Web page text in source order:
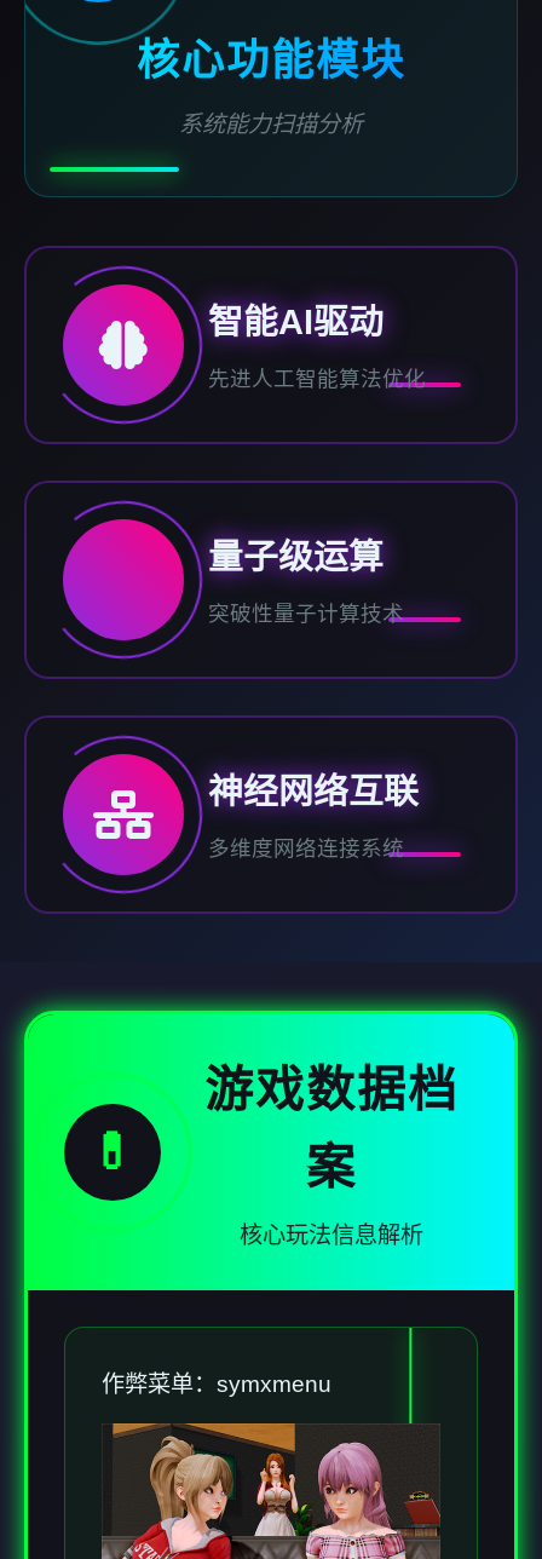
核心功能模块
系统能力扫描分析
智能AI驱动
先进人工智能算法优化
量子级运算
突破性量子计算技术
神经网络互联
多维度网络连接系统
💊
游戏数据档
案
核心玩法信息解析
作弊菜单：symxmenu